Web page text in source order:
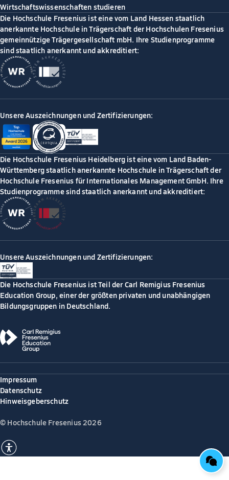
Wirtschaftswissenschaften studieren
Die Hochschule Fresenius ist eine vom Land Hessen staatlich
anerkannte Hochschule in Trägerschaft der Hochschulen Fresenius
gemeinnützige Trägergesellschaft mbH. Ihre Studienprogramme
sind staatlich anerkannt und akkreditiert:
Unsere Auszeichnungen und Zertifizierungen:
Die Hochschule Fresenius Heidelberg ist eine vom Land Baden-
Württemberg staatlich anerkannte Hochschule in Trägerschaft der
Hochschule Fresenius für Internationales Management GmbH. Ihre
Studienprogramme sind staatlich anerkannt und akkreditiert:
Unsere Auszeichnungen und Zertifizierungen:
Die Hochschule Fresenius ist Teil der Carl Remigius Fresenius
Education Group, einer der größten privaten und unabhängigen
Bildungsgruppen in Deutschland.
Impressum
Datenschutz
Hinweisgeberschutz
© Hochschule Fresenius 2026